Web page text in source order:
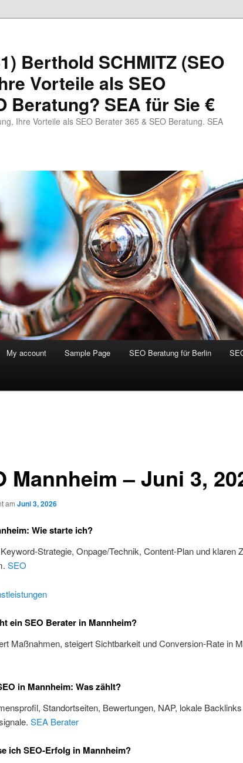
Berthold SCHMITZ (SEO
Vorteile als SEO
Beratung? SEA für Sie €
Ihre Vorteile als SEO Berater 365 & SEO Beratung. SEA
My account Sample Page SEO Beratung für Berlin
Mannheim – Juni 3,
am Juni 3, 2026
Wie starte ich?
Strategie, Onpage/Technik, Content-Plan und klaren
SEO
ein SEO Berater in Mannheim?
Maßnahmen, steigert Sichtbarkeit und Conversion-Rate in
in Mannheim: Was zählt?
Standortseiten, Bewertungen, NAP, lokale
SEA Berater
ich SEO-Erfolg in Mannheim?